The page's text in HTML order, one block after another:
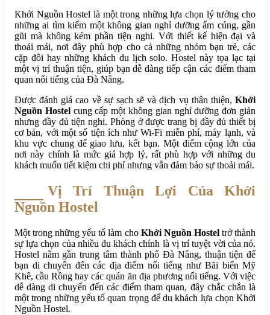
Khởi Nguồn Hostel là một trong những lựa chọn lý tưởng cho
những ai tìm kiếm một không gian nghỉ dưỡng ấm cúng, gần
gũi mà không kém phần tiện nghi. Với thiết kế hiện đại và
thoải mái, nơi đây phù hợp cho cả những nhóm bạn trẻ, các
cặp đôi hay những khách du lịch solo. Hostel này tọa lạc tại
một vị trí thuận tiện, giúp bạn dễ dàng tiếp cận các điểm tham
quan nổi tiếng của Đà Nẵng.
Được đánh giá cao về sự sạch sẽ và dịch vụ thân thiện, Khởi
Nguồn Hostelcung cấp một không gian nghỉ dưỡng đơn giản
nhưng đầy đủ tiện nghi. Phòng ở được trang bị đầy đủ thiết bị
cơ bản, với một số tiện ích như Wi-Fi miễn phí, máy lạnh, và
khu vực chung để giao lưu, kết bạn. Một điểm cộng lớn của
nơi này chính là mức giá hợp lý, rất phù hợp với những du
khách muốn tiết kiệm chi phí nhưng vẫn đảm bảo sự thoải mái.
Vị Trí Thuận Lợi Của Khởi
Nguồn Hostel
Một trong những yếu tố làm cho Khởi Nguồn Hosteltrở thành
sự lựa chọn của nhiều du khách chính là vị trí tuyệt vời của nó.
Hostel nằm gần trung tâm thành phố Đà Nẵng, thuận tiện để
bạn di chuyển đến các địa điểm nổi tiếng như Bãi biển Mỹ
Khê, cầu Rồng hay các quán ăn địa phương nổi tiếng. Với việc
dễ dàng di chuyển đến các điểm tham quan, đây chắc chắn là
một trong những yếu tố quan trọng để du khách lựa chọn Khởi
Nguồn Hostel.